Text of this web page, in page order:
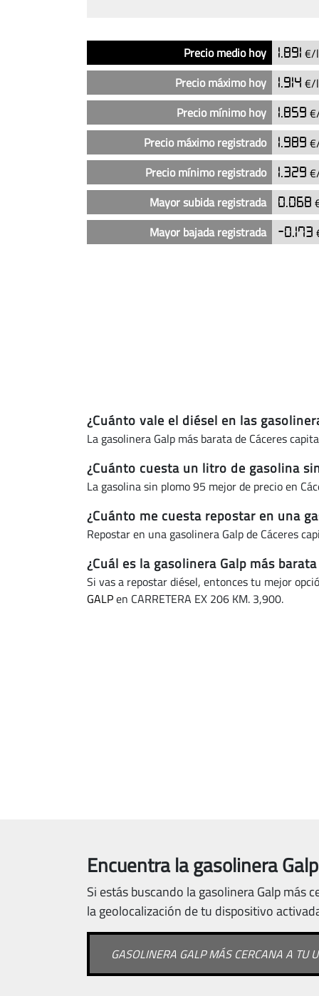
Análisis
del
en
gasolineras
Cáceres
(actualizado
Precio medio hoy 1.891 €/l
Precio máximo hoy
1.914 €/l
Precio mínimo hoy
1.859
Precio máximo registrado
1.989
Precio mínimo registrado 1.329
Mayor subida registrada 0.068
Mayor bajada registrada -0.173
¿Cuánto vale el diésel en las
La gasolinera Galp más barata de Cáceres
¿Cuánto cuesta un litro de gasolina
La gasolina sin plomo 95 mejor de precio en
¿Cuánto me cuesta repostar en una
Repostar en una gasolinera Galp de Cáceres
¿Cuál es la gasolinera Galp más
Si vas a repostar diésel, entonces tu mejor
GALPen CARRETERA EX 206 KM. 3,900.
Encuentra la gasolinera
Si estás buscando la gasolinera Galp más
la geolocalización de tu dispositivo
GASOLINERA GALP MÁS CERCANA A TU